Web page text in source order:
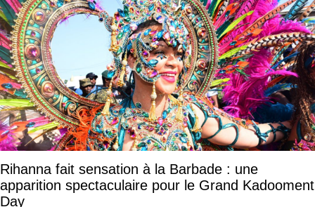
Rihanna fait sensation à la Barbade : une
apparition spectaculaire pour le Grand Kadooment
Day